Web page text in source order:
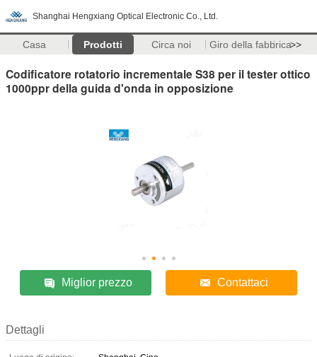
Shanghai Hengxiang Optical Electronic Co., Ltd.
Casa Prodotti Circa noi Giro della fabbrica>>
Codificatore rotatorio incrementale S38 per il tester ottico
1000ppr della guida d'onda in opposizione
Miglior prezzo Contattaci
Dettagli